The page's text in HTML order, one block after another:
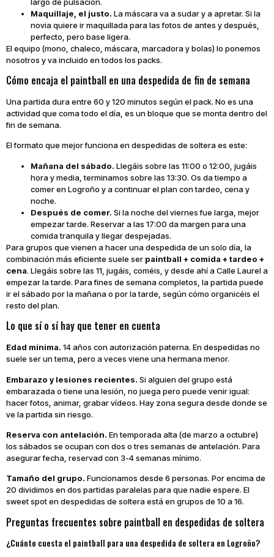
Maquillaje, el justo. La máscara va a sudar y a apretar. Si la
novia quiere ir maquillada para las fotos de antes y después,
perfecto, pero base ligera.
El equipo (mono, chaleco, máscara, marcadora y bolas) lo ponemos
nosotros y va incluido en todos los packs.
Cómo encaja el paintball en una despedida de fin de semana
Una partida dura entre 60 y 120 minutos según el pack. No es una
actividad que coma todo el día, es un bloque que se monta dentro del
fin de semana.
El formato que mejor funciona en despedidas de soltera es este:
Mañana del sábado. Llegáis sobre las 11:00 o 12:00, jugáis
hora y media, terminamos sobre las 13:30. Os da tiempo a
comer en Logroño y a continuar el plan con tardeo, cena y
noche.
Después de comer. Si la noche del viernes fue larga, mejor
empezar tarde. Reservar a las 17:00 da margen para una
comida tranquila y llegar despejadas.
Para grupos que vienen a hacer una despedida de un solo día, la
combinación más eficiente suele ser paintball + comida + tardeo +
cena. Llegáis sobre las 11, jugáis, coméis, y desde ahí a Calle Laurel a
empezar la tarde. Para fines de semana completos, la partida puede
ir el sábado por la mañana o por la tarde, según cómo organicéis el
resto del plan.
Lo que sí o sí hay que tener en cuenta
Edad mínima. 14 años con autorización paterna. En despedidas no
suele ser un tema, pero a veces viene una hermana menor.
Embarazo y lesiones recientes. Si alguien del grupo está
embarazada o tiene una lesión, no juega pero puede venir igual:
hacer fotos, animar, grabar vídeos. Hay zona segura desde donde se
ve la partida sin riesgo.
Reserva con antelación. En temporada alta (de marzo a octubre)
los sábados se ocupan con dos o tres semanas de antelación. Para
asegurar fecha, reservad con 3-4 semanas mínimo.
Tamaño del grupo. Funcionamos desde 6 personas. Por encima de
20 dividimos en dos partidas paralelas para que nadie espere. El
sweet spot en despedidas de soltera está en grupos de 10 a 16.
Preguntas frecuentes sobre paintball en despedidas de soltera
¿Cuánto cuesta el paintball para una despedida de soltera en Logroño?